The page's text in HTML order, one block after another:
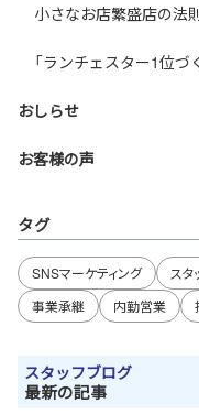
小さなお店繁盛店の法
「ランチェスター1位
おしらせ
お客様の声
タグ
SNSマーケティング スタ
事業承継
内勤営業
スタッフブログ
最新の記事